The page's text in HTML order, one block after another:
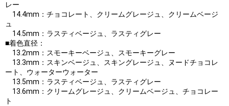
レー
14.4mm：チョコレート、クリームグレージュ、クリームベージ
ュ
14.5mm：ラスティベージュ、ラスティグレー
■着色直径：
13.2mm：スモーキーベージュ、スモーキーグレー
13.3mm：スキンベージュ、スキングレージュ、ヌードチョコレ
ート、ウォーターウォーター
13.5mm：ラスティベージュ、ラスティグレー
13.6mm：クリームグレージュ、クリームベージュ、チョコレー
ト